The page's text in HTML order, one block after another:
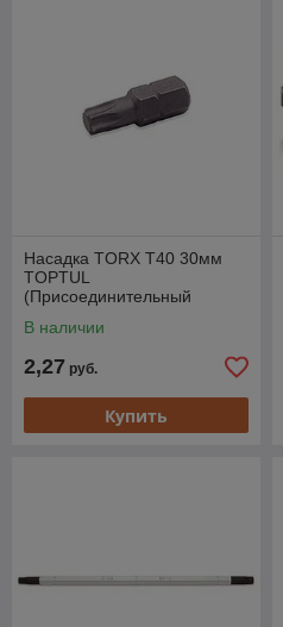
Насадка TORX T40 30мм
TOPTUL
(Присоединительный
В наличии
2,27 руб.
Купить